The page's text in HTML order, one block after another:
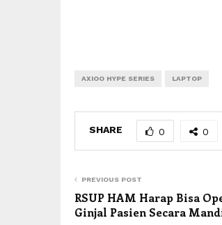
AXIOO HYPE SERIES LAPTOP
SHARE 0 0
PREVIOUS POST
RSUP HAM Harap Bisa
Ginjal Pasien Secara